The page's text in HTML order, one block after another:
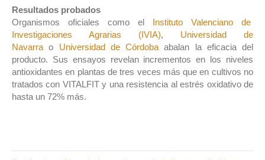
Resultados probados
Organismos oficiales como el Instituto Valenciano de
Investigaciones Agrarias (IVIA), Universidad de
Navarra o Universidad de Córdoba abalan la eficacia del
producto. Sus ensayos revelan incrementos en los niveles
antioxidantes en plantas de tres veces más que en cultivos no
tratados con VITALFIT y una resistencia al estrés oxidativo de
hasta un 72% más.